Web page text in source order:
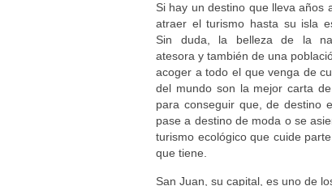
Si hay un destino que lleva años
atraer el turismo hasta su isla
Sin duda, la belleza de la
atesora y también de una
acoger a todo el que venga de
del mundo son la mejor carta
para conseguir que, de destino
pase a destino de moda o se
turismo ecológico que cuide
que tiene.
San Juan, su capital, es uno de